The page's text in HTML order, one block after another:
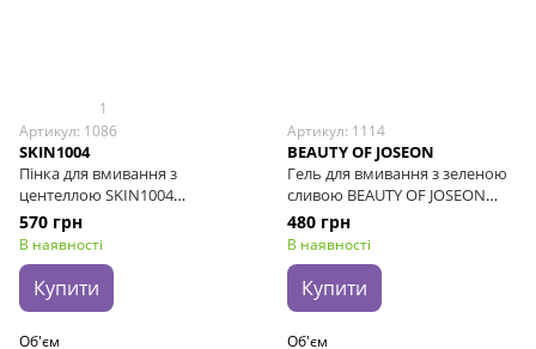
1
Артикул: 1086
SKIN1004
Пінка для вмивання з
центеллою SKIN1004
Madagascar Centella Ampoule
Foam, 125 мл
570 грн
В наявності
Купити
Об'єм
Артикул: 1114
BEAUTY OF JOSEON
Гель для вмивання з зеленою
сливою BEAUTY OF JOSEON
Green Plum Refreshing
Cleanser, 100 мл
480 грн
В наявності
Купити
Об'єм